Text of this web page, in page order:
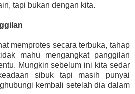
tapi bukan dengan kita.
memprotes secara terbuka, tahap
mahu mengangkat panggilan
Mungkin sebelum ini kita sedar
sibuk tapi masih punyai
kembali setelah dia dalam